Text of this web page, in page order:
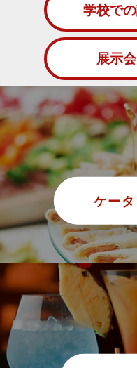
学校で
展示
ケー